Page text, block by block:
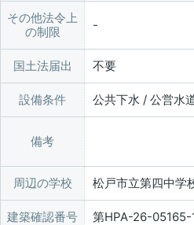
その他法令上
の制限
国土法届出 不要
設備条件 公共下水 / 公営水
備考
周辺の学校 松戸市立第四中学
建築確認番号 第HPA-26-05165-